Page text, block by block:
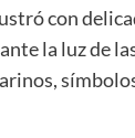
con
la luz de